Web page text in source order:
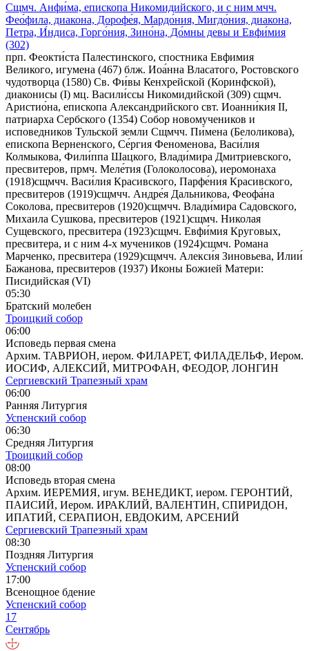
Сщмч. Анфи́ма, епископа Никомидийского, и с ним мчч.
Фео́фила, диакона, Дорофе́я, Мардо́ния, Мигдо́ния, диакона,
Петра, И́ндиса, Горго́ния, Зино́на, До́мны девы и Евфи́мия
(302)
прп. Феокти́ста Палестинского, спостника Евфимия
Великого, игумена (467) блж. Иоа́нна Власатого, Ростовского
чудотворца (1580) Св. Фи́вы Кенхрейской (Коринфской),
диаконисы (I) мц. Васили́ссы Никомидийской (309) сщмч.
Аристио́на, епископа Александрийского свт. Иоанни́кия II,
патриарха Сербского (1354) Собор новомучеников и
исповедников Тульской земли Сщмчч. Пи́мена (Белоликова),
епископа Верненского, Се́ргия Феноменова, Васи́лия
Колмыкова, Фили́ппа Шацкого, Влади́мира Дмитриевского,
пресвитеров, прмч. Меле́тия (Голоколосова), иеромонаха
(1918)сщмчч. Васи́лия Красивского, Парфе́ния Красивского,
пресвитеров (1919)сщмчч. Андре́я Дальникова, Феофа́на
Соколова, пресвитеров (1920)сщмчч. Влади́мира Садовского,
Михаила Сушкова, пресвитеров (1921)сщмч. Николая
Сущевского, пресвитера (1923)сщмч. Евфи́мия Круговых,
пресвитера, и с ним 4-х мучеников (1924)сщмч. Романа
Марченко, пресвитера (1929)сщмчч. Алекси́я Зиновьева, Илии́
Бажанова, пресвитеров (1937) Иконы Божией Матери:
Писидийская (VI)
05:30
Братский молебен
Троицкий собор
06:00
Исповедь первая смена
Архим. ТАВРИОН, иером. ФИЛАРЕТ, ФИЛАДЕЛЬФ, Иером.
ИОСИФ, АЛЕКСИЙ, МИТРОФАН, ФЕОДОР, ЛОНГИН
Сергиевский Трапезный храм
06:00
Ранняя Литургия
Успенский собор
06:30
Средняя Литургия
Троицкий собор
08:00
Исповедь вторая смена
Архим. ИЕРЕМИЯ, игум. ВЕНЕДИКТ, иером. ГЕРОНТИЙ,
ПАИСИЙ, Иером. ИРАКЛИЙ, ВАЛЕНТИН, СПИРИДОН,
ИПАТИЙ, СЕРАПИОН, ЕВДОКИМ, АРСЕНИЙ
Сергиевский Трапезный храм
08:30
Поздняя Литургия
Успенский собор
17:00
Всенощное бдение
Успенский собор
17
Сентябрь